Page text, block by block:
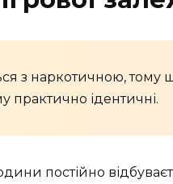
з наркотичною, тому
практично ідентичні.
постійно